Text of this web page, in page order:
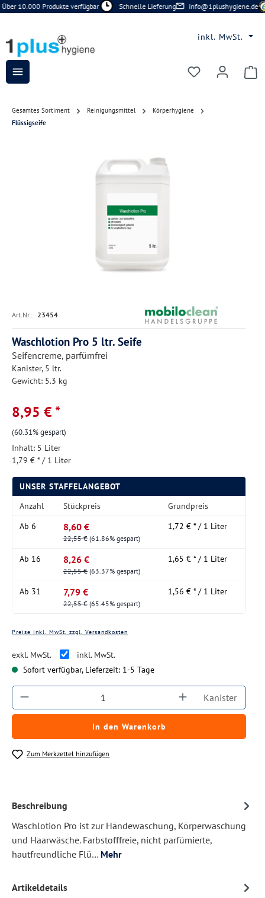
Zum Hauptinhalt springen
Über 10.000 Produkte verfügbar Schnelle Lieferung info@1plushygiene.de
inkl. MwSt.
Du hast 0
Gesamtes Sortiment Reinigungsmittel
Körperhygiene
Flüssigseife
Art.Nr.: 23454
Waschlotion Pro 5 ltr. Seife
Seifencreme, parfümfrei
Kanister, 5 ltr.
Gewicht: 5.3 kg
8,95 € *
(60.31% gespart)
Inhalt: 5 Liter
1,79 € * / 1 Liter
UNSER STAFFELANGEBOT
Anzahl
Stückpreis
Grundpreis
Ab 6 8,60 €
22,55 € (61.86% gespart)
1,72 € * / 1 Liter
Ab 16 8,26 €
22,55 € (63.37% gespart)
1,65 € * / 1 Liter
Ab 31 7,79 €
22,55 € (65.45% gespart)
1,56 € * / 1 Liter
Preise inkl. MwSt. zzgl. Versandkosten
exkl. MwSt.
inkl. MwSt.
Sofort verfügbar, Lieferzeit: 1-5 Tage
Produkt Anzahl: Gib den gewünschten
Kanister
In den Warenkorb
Zum Merkzettel hinzufügen
Beschreibung
Waschlotion Pro ist zur Händewaschung, Körperwaschung
und Haarwäsche. Farbstofffreie, nicht parfümierte,
hautfreundliche Flü… Mehr
Artikeldetails